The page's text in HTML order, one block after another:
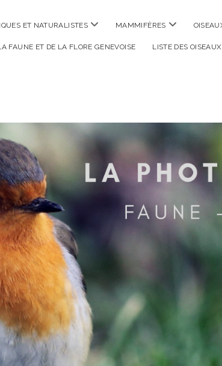
ET NATURALISTES ouvrir
MAMMIFÈRES ouvrir
FAUNE ET DE LA FLORE GENEVOISE LISTE DES